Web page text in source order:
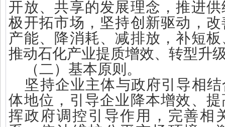
开放、共享的发展理念，推进
极开拓市场，坚持创新驱动，
产能、降消耗、减排放，补短
推动石化产业提质增效、转型升
（二）基本原则。
坚持企业主体与政府引导相
体地位，引导企业降本增效、
挥政府调控引导作用，完善相